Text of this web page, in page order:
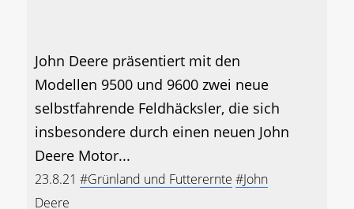
John Deere präsentiert mit den
Modellen 9500 und 9600 zwei neue
selbstfahrende Feldhäcksler, die sich
insbesondere durch einen neuen John
Deere Motor...
23.8.21 #Grünland und Futterernte #John
Deere